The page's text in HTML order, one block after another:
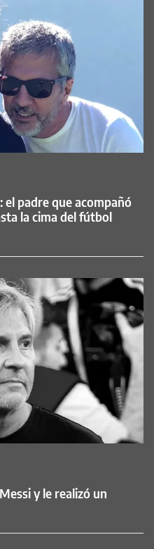
el padre que acompañó
la cima del fútbol
y le realizó un